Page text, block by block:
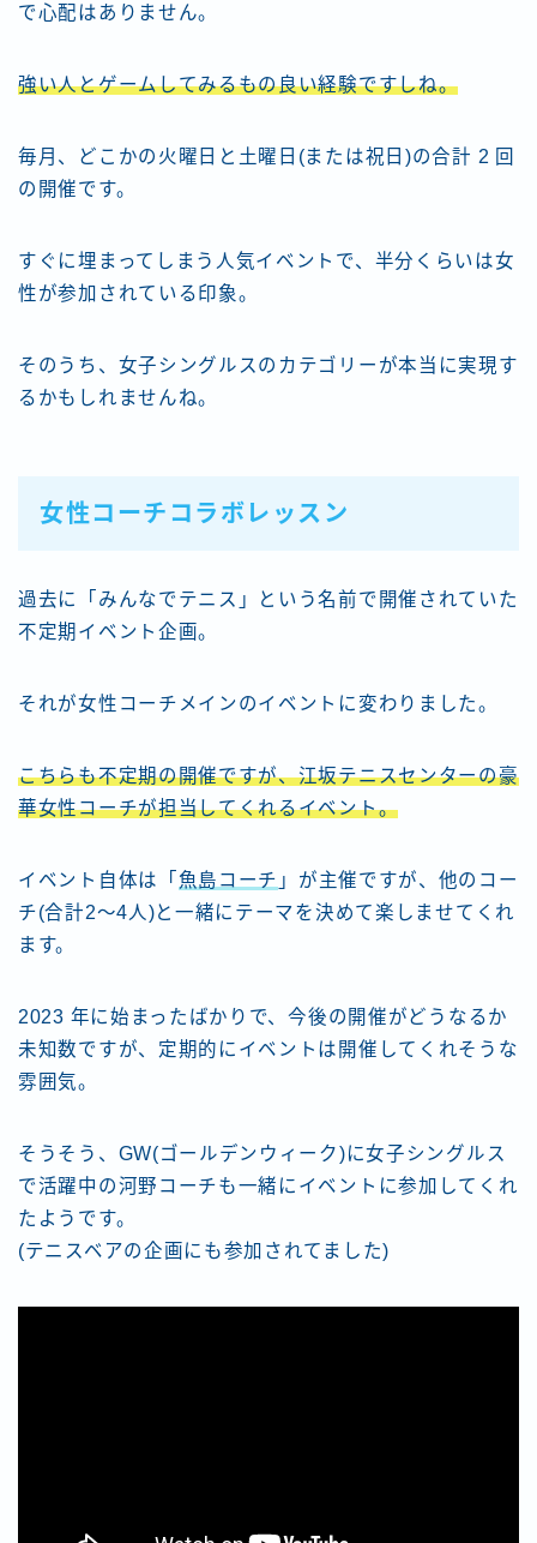
で心配はありません。
強い人とゲームしてみるもの良い経験ですしね。
毎月、どこかの火曜日と土曜日(または祝日)の合計 2 回
の開催です。
すぐに埋まってしまう人気イベントで、半分くらいは女
性が参加されている印象。
そのうち、女子シングルスのカテゴリーが本当に実現す
るかもしれませんね。
女性コーチコラボレッスン
過去に「みんなでテニス」という名前で開催されていた
不定期イベント企画。
それが女性コーチメインのイベントに変わりました。
こちらも不定期の開催ですが、江坂テニスセンターの豪
華女性コーチが担当してくれるイベント。
イベント自体は「 魚島コーチ 」が主催ですが、他のコー
チ(合計2～4人)と一緒にテーマを決めて楽しませてくれ
ます。
2023 年に始まったばかりで、今後の開催がどうなるか
未知数ですが、定期的にイベントは開催してくれそうな
雰囲気。
そうそう、GW(ゴールデンウィーク)に女子シングルス
で活躍中の河野コーチも一緒にイベントに参加してくれ
たようです。
(テニスベアの企画にも参加されてました)